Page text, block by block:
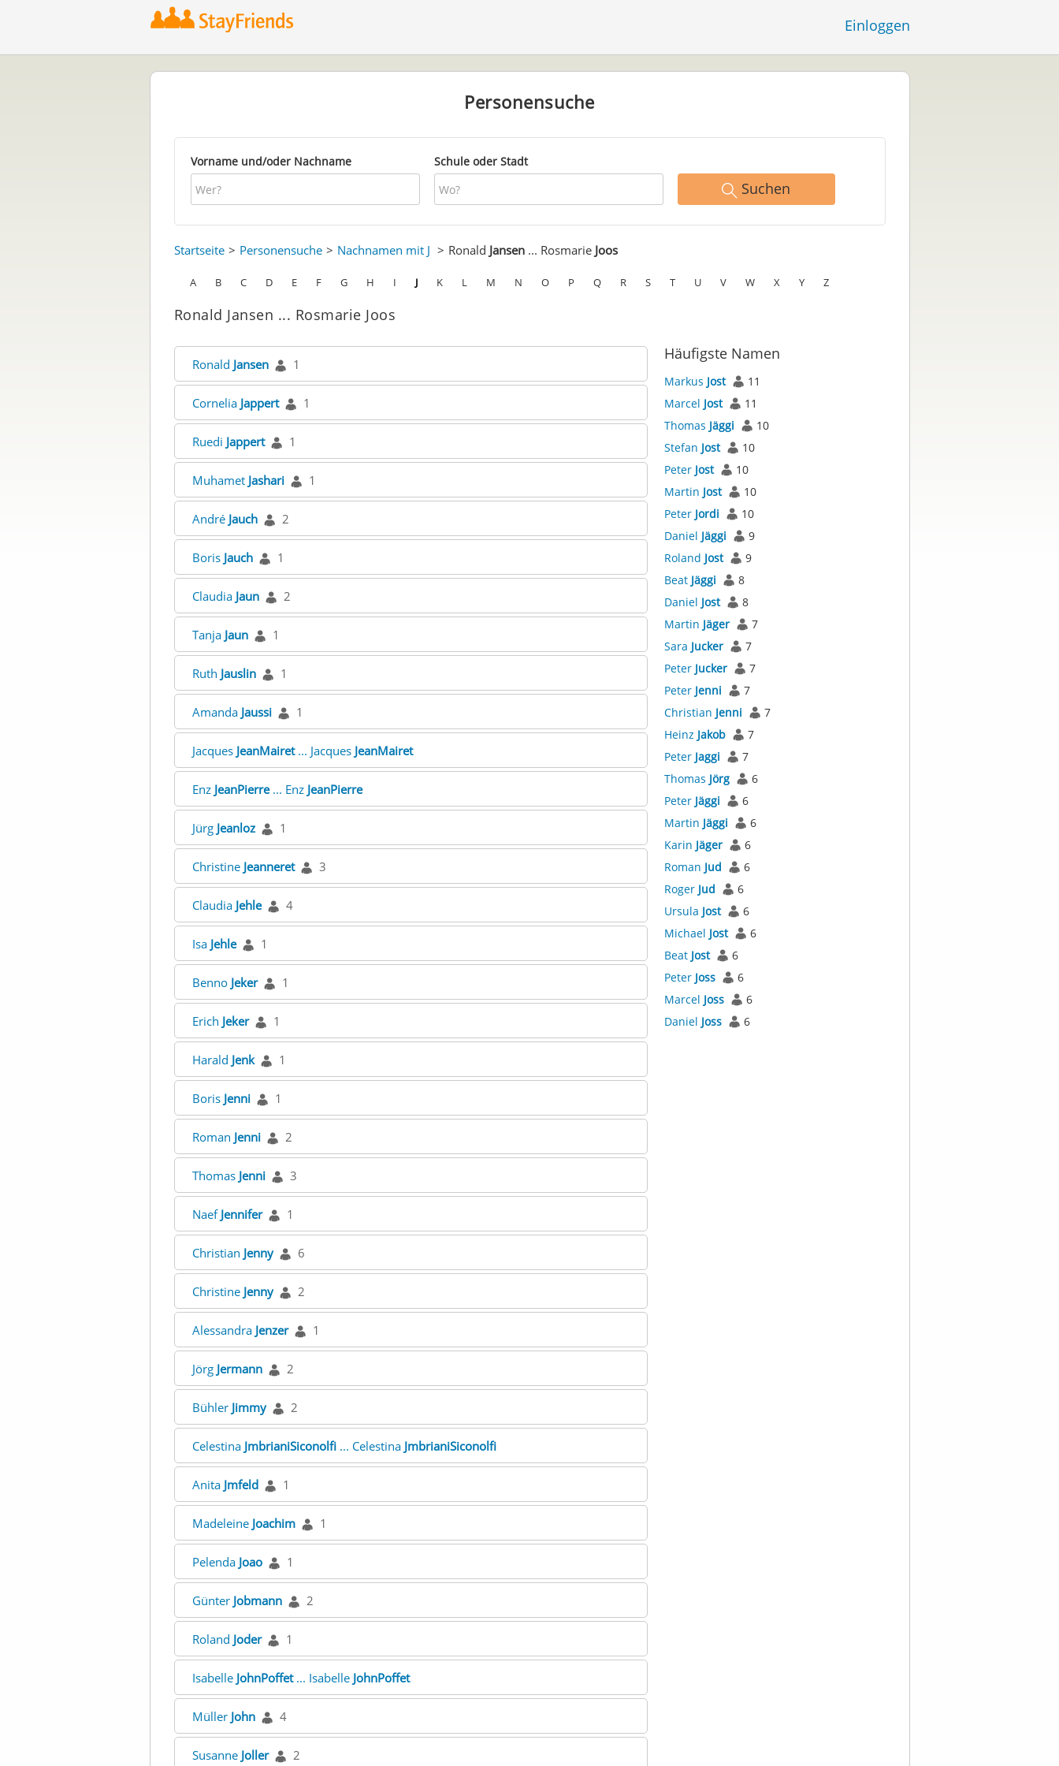
Einloggen
Personensuche
Vorname und/oder Nachname Schule oder Stadt
Suchen
Startseite Personensuche Nachnamen mit J Ronald Jansen... Rosmarie Joos
A B C D E F G H I J K L M N O P Q R S T U V W X Y Z
Ronald Jansen ... Rosmarie Joos
Ronald Jansen 1
Cornelia Jappert 1
Ruedi Jappert 1
Muhamet Jashari 1
André Jauch 2
Boris Jauch 1
Claudia Jaun 2
Tanja Jaun 1
Ruth Jauslin 1
Amanda Jaussi 1
Jacques JeanMairet... Jacques JeanMairet
Enz JeanPierre... Enz JeanPierre
Jürg Jeanloz 1
Christine Jeanneret 3
Claudia Jehle 4
Isa Jehle 1
Benno Jeker 1
Erich Jeker 1
Harald Jenk 1
Boris Jenni 1
Roman Jenni 2
Thomas Jenni 3
Naef Jennifer 1
Christian Jenny 6
Christine Jenny 2
Alessandra Jenzer 1
Jörg Jermann 2
Bühler Jimmy 2
Celestina JmbrianiSiconolfi... Celestina JmbrianiSiconolfi
Anita Jmfeld 1
Madeleine Joachim 1
Pelenda Joao 1
Günter Jobmann 2
Roland Joder 1
Isabelle JohnPoffet... Isabelle JohnPoffet
Müller John 4
Susanne Joller 2
Häufigste Namen
Markus Jost
11
Marcel Jost
11
Thomas Jäggi
10
Stefan Jost
10
Peter Jost
10
Martin Jost
10
Peter Jordi
10
Daniel Jäggi
9
Roland Jost
9
Beat Jäggi
8
Daniel Jost
8
Martin Jäger
7
Sara Jucker
7
Peter Jucker
7
Peter Jenni
7
Christian Jenni
7
Heinz Jakob
7
Peter Jaggi
7
Thomas Jörg
6
Peter Jäggi
6
Martin Jäggi
6
Karin Jäger
6
Roman Jud
6
Roger Jud
6
Ursula Jost
6
Michael Jost
6
Beat Jost
6
Peter Joss
6
Marcel Joss
6
Daniel Joss 6